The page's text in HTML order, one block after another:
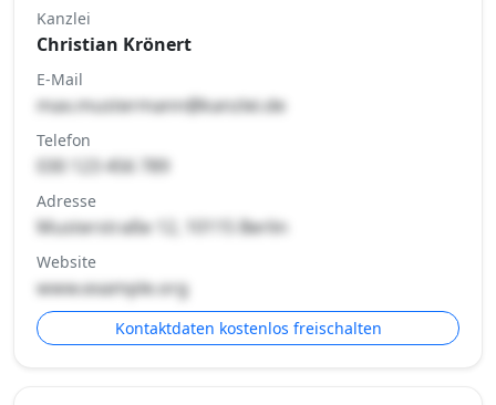
Kanzlei
Christian Krönert
E-Mail
max.mustermann@kanzlei.de
Telefon
030 123 456 789
Adresse
Musterstraße 12, 10115 Berlin
Website
www.example.org
Kontaktdaten kostenlos freischalten